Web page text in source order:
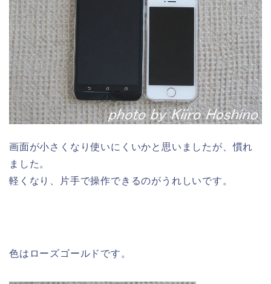
画面が小さくなり使いにくいかと思いましたが、慣れ
ました。
軽くなり、片手で操作できるのがうれしいです。
色はローズゴールドです。